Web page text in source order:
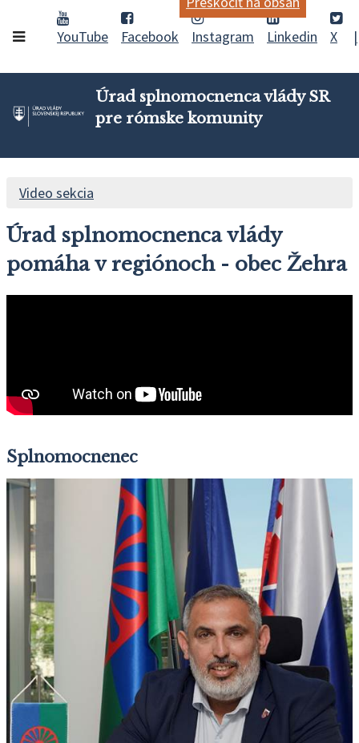
YouTube
Facebook Instagram Linkedin X
Úrad splnomocnenca vlády SR
pre rómske komunity
Video sekcia
Úrad splnomocnenca vlády
pomáha v regiónoch - obec Žehra
Splnomocnenec